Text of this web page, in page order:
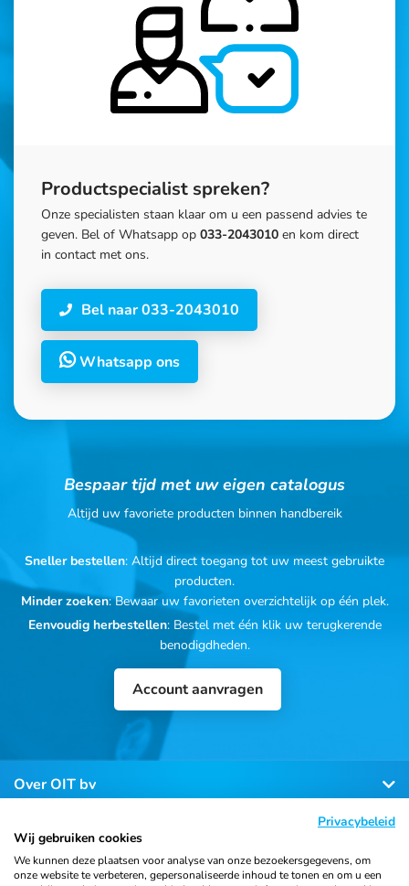
Productspecialist spreken?
Onze specialisten staan klaar om u een passend advies te
geven. Bel of Whatsapp op 033-2043010 en kom direct
in contact met ons.
Bel naar 033-2043010
Whatsapp ons
Bespaar tijd met uw eigen catalogus
Altijd uw favoriete producten binnen handbereik
Sneller bestellen: Altijd direct toegang tot uw meest gebruikte
producten.
Minder zoeken: Bewaar uw favorieten overzichtelijk op één plek.
Eenvoudig herbestellen: Bestel met één klik uw terugkerende
benodigdheden.
Account aanvragen
Over OIT bv
Klantenservice
Privacybeleid
Wij gebruiken cookies
We kunnen deze plaatsen voor analyse van onze bezoekersgegevens, om
onze website te verbeteren, gepersonaliseerde inhoud te tonen en om u een